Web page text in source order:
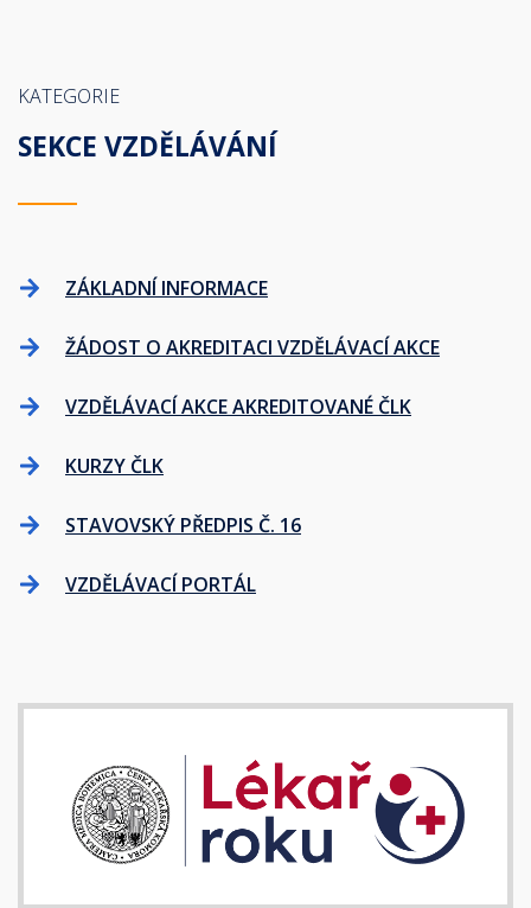
KATEGORIE
SEKCE VZDĚLÁVÁNÍ
ZÁKLADNÍ INFORMACE
ŽÁDOST O AKREDITACI VZDĚLÁVACÍ AKCE
VZDĚLÁVACÍ AKCE AKREDITOVANÉ ČLK
KURZY ČLK
STAVOVSKÝ PŘEDPIS Č. 16
VZDĚLÁVACÍ PORTÁL